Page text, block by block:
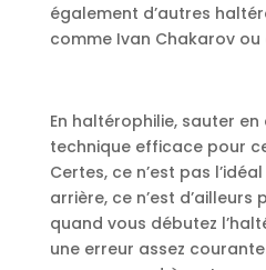
également d’autres
comme Ivan Chakarov
En haltérophilie, sauter
technique efficace pour
Certes, ce n’est pas
arrière, ce n’est
quand vous débutez
une erreur assez